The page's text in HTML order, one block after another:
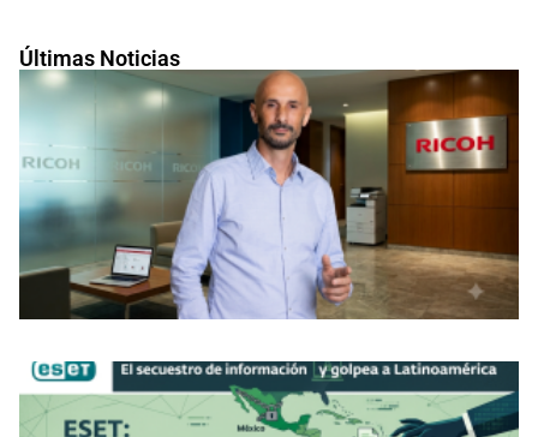
Últimas Noticias